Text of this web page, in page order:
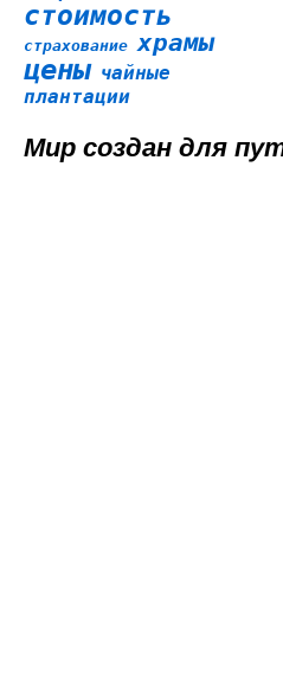
стоимость
страхование храмы
цены чайные
плантации
Мир создан для